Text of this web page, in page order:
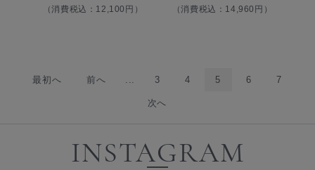
（消費税込：12,100円）
（消費税込：14,960円）
最初へ 前へ 3 4 5 6 7
次へ
INSTAGRAM